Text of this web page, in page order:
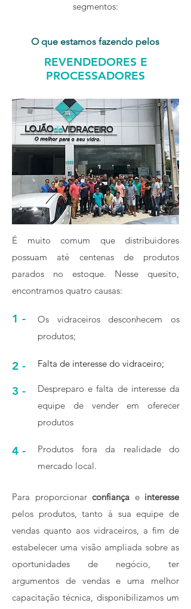
segmentos:
O que estamos fazendo pelos
REVENDEDORES E
PROCESSADORES
É muito comum que distribuidores
possuam até centenas de produtos
parados no estoque. Nesse quesito,
encontramos quatro causas:
1 -
Os vidraceiros desconhecem os
produtos;
2 - Falta de interesse do vidraceiro;
3 -
Despreparo e falta de interesse da
equipe de vender em oferecer
produtos
4 -
Produtos fora da realidade do
mercado local.
Para proporcionar confiança e interesse
pelos produtos, tanto à sua equipe de
vendas quanto aos vidraceiros, a fim de
estabelecer uma visão ampliada sobre as
oportunidades de negócio, ter
argumentos de vendas e uma melhor
capacitação técnica, disponibilizamos um